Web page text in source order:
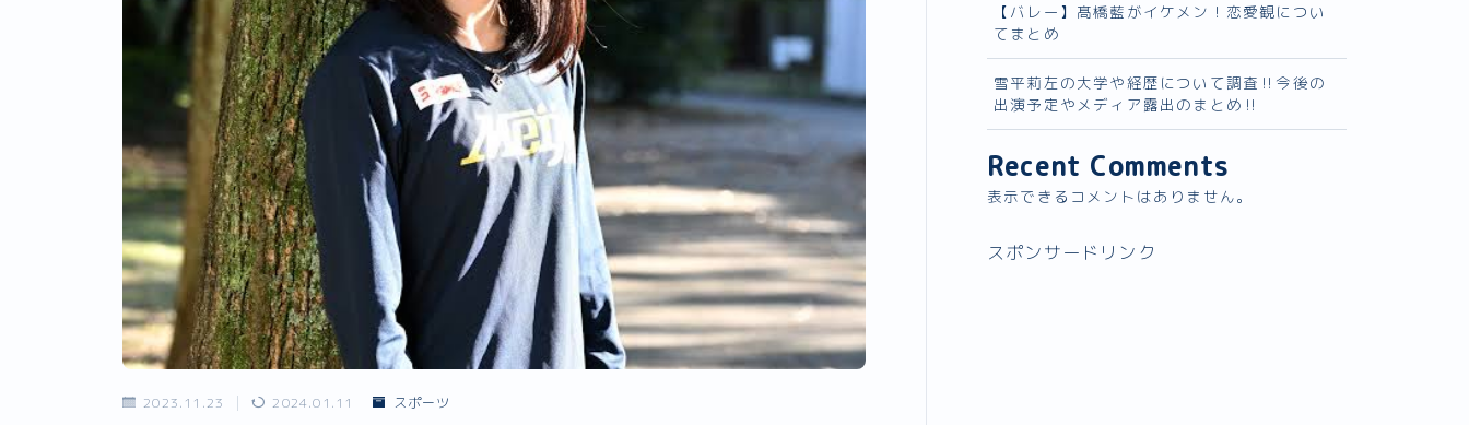
2023.11.23 2024.01.11 スポーツ
【バレー】髙橋藍がイケメン！恋愛観につい
てまとめ
雪平莉左の大学や経歴について調査‼︎今後の
出演予定やメディア露出のまとめ‼︎
Recent Comments
表示できるコメントはありません。
スポンサードリンク